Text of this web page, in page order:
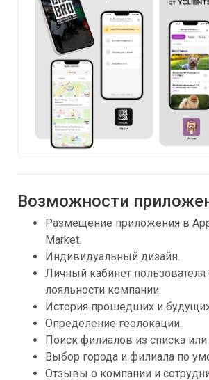
Возможности
Размещение приложения в
Market.
Индивидуальный дизайн.
Личный кабинет
лояльности компании.
История прошедших и
Определение геолокации.
Поиск филиалов из списка или
Выбор города и филиала по
Отзывы о компании и